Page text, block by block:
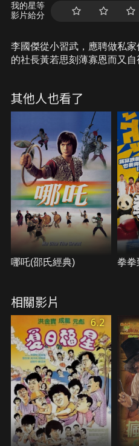
我的星等
影片給分
李國傑從小習武，應聘做私
的社長黃若思刻薄寡恩而又
過這一次歷險以後，社長也改
偵探社從此以後親如一家。
其他人也看了
哪吒(邵氏經典) 拳拳
相關影片
6.2